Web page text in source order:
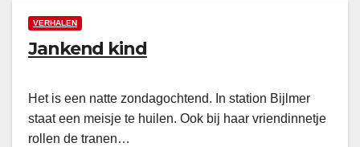
VERHALEN
Jankend kind
Het is een natte zondagochtend. In station Bijlmer
staat een meisje te huilen. Ook bij haar vriendinnetje
rollen de tranen…